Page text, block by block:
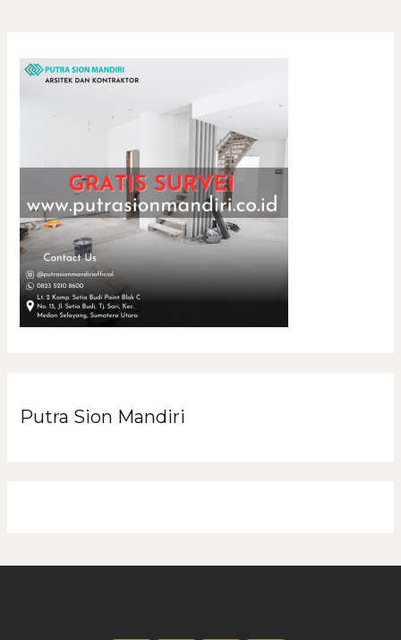
Putra Sion Mandiri